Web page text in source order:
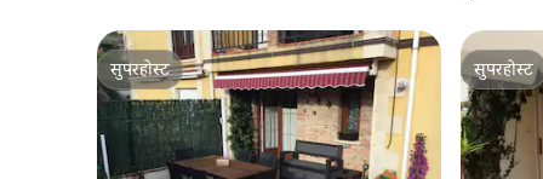
सुपरहोस्ट
सुपरहोस्ट
सुपरहोस्ट
सुपरहोस्ट